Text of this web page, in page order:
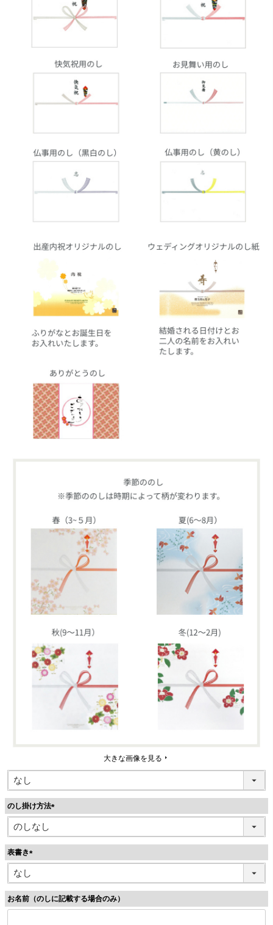
大きな画像を見る
のし掛け方法
(
表書き
(
必
お名前（のしに記載する場合のみ）